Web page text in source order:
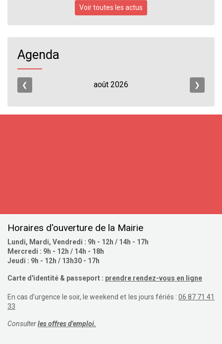
Voir toutes les actus
Agenda
❮ août 2026 ❯
Horaires d'ouverture de la Mairie
Lundi, Mardi, Vendredi : 9h - 12h / 14h - 17h
Mercredi : 9h - 12h / 14h - 18h
Jeudi : 9h - 12h / 13h30 - 17h
Carte d'identité & passeport : prendre rendez-vous en ligne
En cas d'urgence le soir, le weekend et les jours fériés : 06 87 71 41
33
Consulterles offres d'emploi.